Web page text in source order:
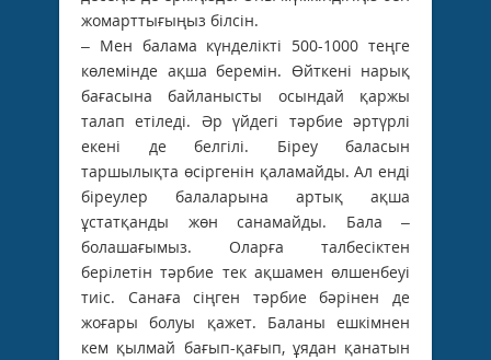
жомарттығыңыз білсін.
– Мен балама күнделікті 500-1000 теңге
көлемінде ақша беремін. Өйткені нарық
бағасына байланысты осындай қаржы
талап етіледі. Әр үйдегі тәрбие әртүрлі
екені де белгілі. Біреу баласын
таршылықта өсіргенін қаламайды. Ал енді
біреулер балаларына артық ақша
ұстатқанды жөн санамайды. Бала –
болашағымыз. Оларға талбесіктен
берілетін тәрбие тек ақшамен өлшенбеуі
тиіс. Санаға сіңген тәрбие бәрінен де
жоғары болуы қажет. Баланы ешкімнен
кем қылмай бағып-қағып, ұядан қанатын